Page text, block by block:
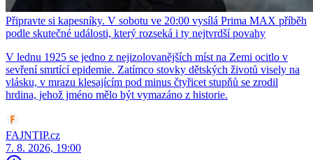
Připravte si kapesníky. V sobotu ve 20:00 vysílá Prima MAX příběh
podle skutečné události, který rozseká i ty nejtvrdší povahy
V lednu 1925 se jedno z nejizolovanějších míst na Zemi ocitlo v
sevření smrtící epidemie. Zatímco stovky dětských životů visely na
vlásku, v mrazu klesajícím pod minus čtyřicet stupňů se zrodil
hrdina, jehož jméno mělo být vymazáno z historie.
FAJNTIP.cz
7. 8. 2026, 19:00